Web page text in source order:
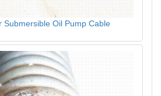
Submersible Oil Pump Cable